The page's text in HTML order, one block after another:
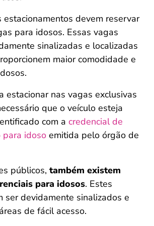
estacionamentos devem reservar
para idosos. Essas vagas
sinalizadas e localizadas
maior comodidade e
estacionar nas vagas exclusivas
que o veículo esteja
com a credencial de
para idoso emitida pelo órgão de
públicos, também existem
para idosos. Estes
ser devidamente sinalizados e
de fácil acesso.